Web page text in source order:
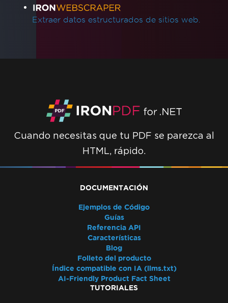
PDF/UA muestra un fondo gris
Los emojis no se renderizan
Extracción de texto desordenada
Validación de licencia de ASP.NET Web
Forms
Conexión de Docker de IronPdfEngine falla
en macOS ARM
Agregar Fuentes Usando CSS
Errores de guardado de ruta virtual
Firmas CSP y CNG
Transparencia y color en PDF a imagen
Renderizado IronPdf.UpdatedChrome
Monitorear memoria en Linux/WSL
Marcadores a través de
ExtractTextFromPage
Extraer datos estructurados de sitios web.
Cuando necesitas que tu PDF se parezca al
HTML, rápido.
DOCUMENTACIÓN
Ejemplos de Código
Guías
Referencia API
Características
Blog
Folleto del producto
Índice compatible con IA (llms.txt)
AI-Friendly Product Fact Sheet
TUTORIALES